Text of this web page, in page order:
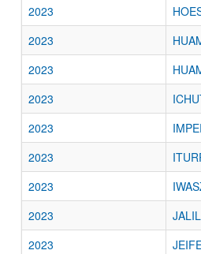
2023
2023
2023
2023
2023
2023
2023
2023
2023